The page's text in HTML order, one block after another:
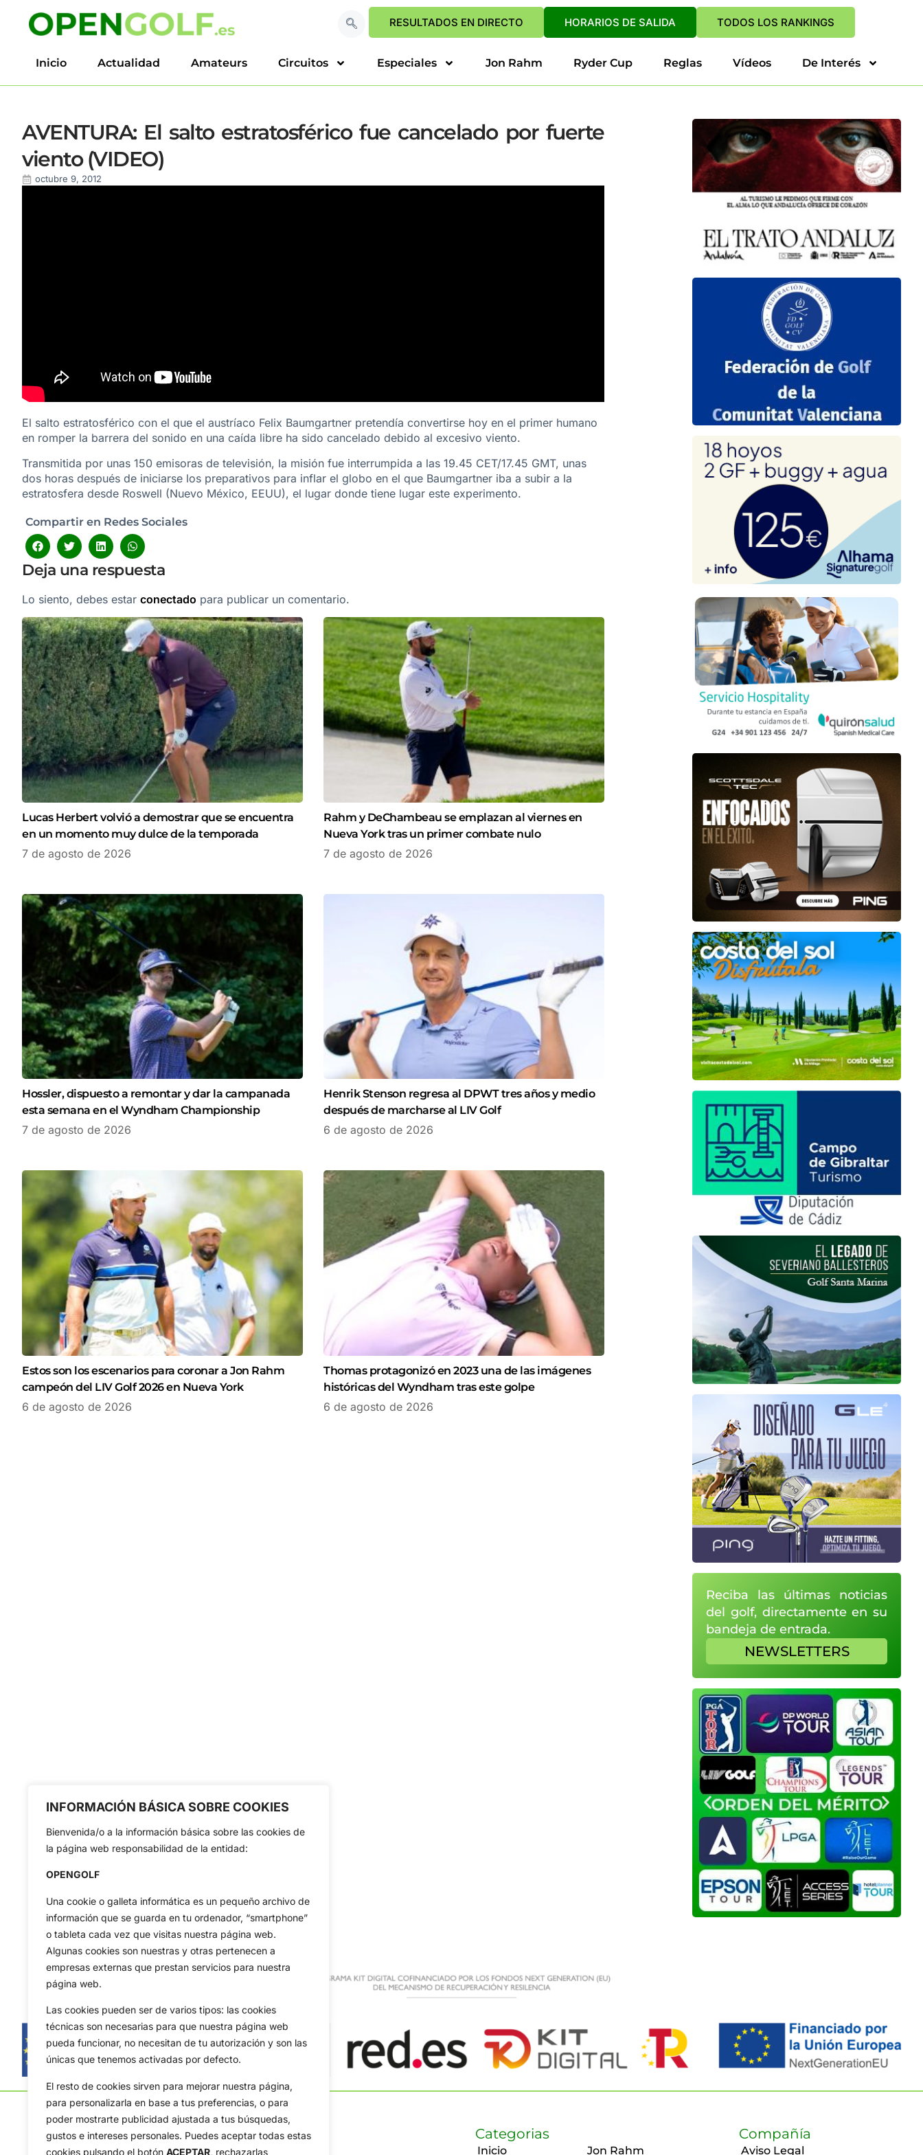
INFORMACIÓN BÁSICA SOBRE COOKIES
Bienvenida/o a la información básica sobre las cookies de
la página web responsabilidad de la entidad:
OPENGOLF
Una cookie o galleta informática es un pequeño archivo de
información que se guarda en tu ordenador, “smartphone”
o tableta cada vez que visitas nuestra página web.
Algunas cookies son nuestras y otras pertenecen a
empresas externas que prestan servicios para nuestra
página web.
Las cookies pueden ser de varios tipos: las cookies
técnicas son necesarias para que nuestra página web
pueda funcionar, no necesitan de tu autorización y son las
únicas que tenemos activadas por defecto.
El resto de cookies sirven para mejorar nuestra página,
para personalizarla en base a tus preferencias, o para
poder mostrarte publicidad ajustada a tus búsquedas,
gustos e intereses personales. Puedes aceptar todas estas
cookies pulsando el botón ACEPTAR, rechazarlas
RESULTADOS EN DIRECTO HORARIOS DE SALIDA TODOS LOS RANKINGS
Inicio Actualidad Amateurs Circuitos Especiales Jon Rahm Ryder Cup Reglas Vídeos De Interés
AVENTURA: El salto estratosférico fue cancelado por fuerte
viento (VIDEO)
octubre 9, 2012
El salto estratosférico con el que el austríaco Felix Baumgartner pretendía convertirse hoy en el primer humano
en romper la barrera del sonido en una caída libre ha sido cancelado debido al excesivo viento.
Transmitida por unas 150 emisoras de televisión, la misión fue interrumpida a las 19.45 CET/17.45 GMT, unas
dos horas después de iniciarse los preparativos para inflar el globo en el que Baumgartner iba a subir a la
estratosfera desde Roswell (Nuevo México, EEUU), el lugar donde tiene lugar este experimento.
Compartir en Redes Sociales
Deja una respuesta
Lo siento, debes estar conectado para publicar un comentario.
Lucas Herbert volvió a demostrar que se encuentra
en un momento muy dulce de la temporada
7 de agosto de 2026
Rahm y DeChambeau se emplazan al viernes en
Nueva York tras un primer combate nulo
7 de agosto de 2026
Hossler, dispuesto a remontar y dar la campanada
esta semana en el Wyndham Championship
7 de agosto de 2026
Henrik Stenson regresa al DPWT tres años y medio
después de marcharse al LIV Golf
6 de agosto de 2026
Estos son los escenarios para coronar a Jon Rahm
campeón del LIV Golf 2026 en Nueva York
6 de agosto de 2026
Thomas protagonizó en 2023 una de las imágenes
históricas del Wyndham tras este golpe
6 de agosto de 2026
Reciba las últimas noticias
del golf, directamente en su
bandeja de entrada.
NEWSLETTERS
Categorias
Inicio Jon Rahm
Compañía
Aviso Legal